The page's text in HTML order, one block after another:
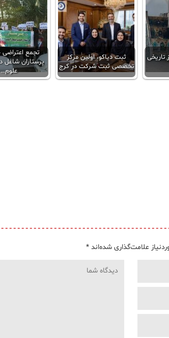
تاریخی
ثبت دیاکو، اولین مرکز
تخصصی ثبت شرکت در کرج
تجمع
پرستاران شاغل
علوم…
علامت‌گذاری شده‌اند *